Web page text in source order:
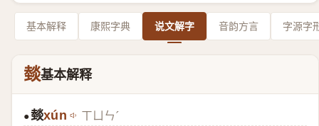
基本解释 康熙字典 说文解字 音韵方言 字源字
燅基本解释
●燅xún ㄒㄩㄣˊ